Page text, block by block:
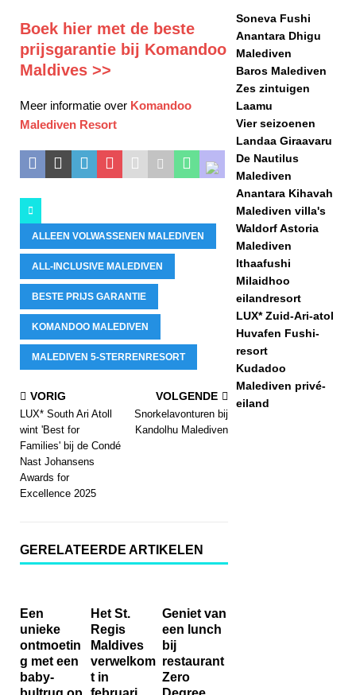
Boek hier met de beste
prijsgarantie bij Komandoo
Maldives >>
Meer informatie over Komandoo
Malediven Resort
ALLEEN VOLWASSENEN MALEDIVEN
ALL-INCLUSIVE MALEDIVEN
BESTE PRIJS GARANTIE
KOMANDOO MALEDIVEN
MALEDIVEN 5-STERRENRESORT
VORIG
LUX* South Ari Atoll
wint 'Best for
Families' bij de Condé
Nast Johansens
Awards for
Excellence 2025
VOLGENDE
Snorkelavonturen bij
Kandolhu Malediven
GERELATEERDE ARTIKELEN
Een
unieke
ontmoetin
g met een
baby-
Het St.
Regis
Maldives
verwelkom
t in
Geniet van
een lunch
bij
restaurant
Zero
Soneva Fushi
Anantara Dhigu
Malediven
Baros Malediven
Zes zintuigen
Laamu
Vier seizoenen
Landaa Giraavaru
De Nautilus
Malediven
Anantara Kihavah
Malediven villa's
Waldorf Astoria
Malediven
Ithaafushi
Milaidhoo
eilandresort
LUX* Zuid-Ari-atol
Huvafen Fushi-
resort
Kudadoo
Malediven privé-
eiland